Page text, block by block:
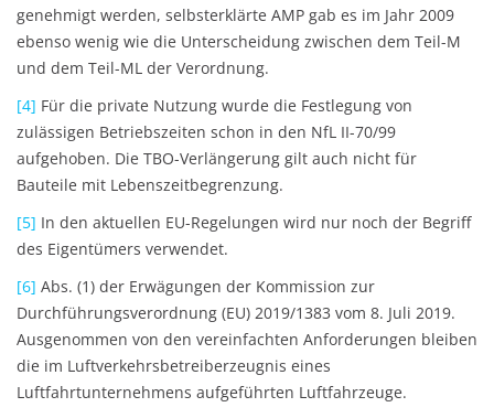
genehmigt werden, selbsterklärte AMP gab es im Jahr 2009
ebenso wenig wie die Unterscheidung zwischen dem Teil-M
und dem Teil-ML der Verordnung.
[4] Für die private Nutzung wurde die Festlegung von
zulässigen Betriebszeiten schon in den NfL II-70/99
aufgehoben. Die TBO-Verlängerung gilt auch nicht für
Bauteile mit Lebenszeitbegrenzung.
[5] In den aktuellen EU-Regelungen wird nur noch der Begriff
des Eigentümers verwendet.
[6] Abs. (1) der Erwägungen der Kommission zur
Durchführungsverordnung (EU) 2019/1383 vom 8. Juli 2019.
Ausgenommen von den vereinfachten Anforderungen bleiben
die im Luftverkehrsbetreiberzeugnis eines
Luftfahrtunternehmens aufgeführten Luftfahrzeuge.